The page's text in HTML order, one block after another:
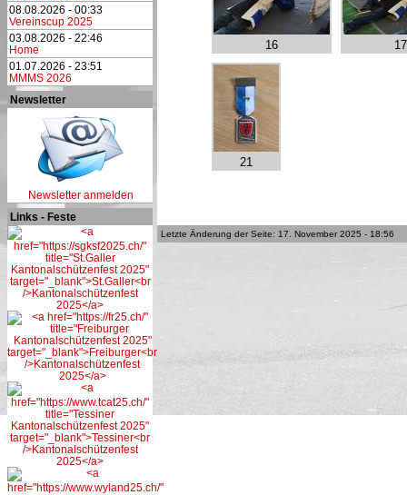
08.08.2026 - 00:33
Vereinscup 2025
03.08.2026 - 22:46
Home
01.07.2026 - 23:51
MMMS 2026
Newsletter
Newsletter anmelden
Links - Feste
16 17
21
Letzte Änderung der Seite: 17. November 2025 - 18:56